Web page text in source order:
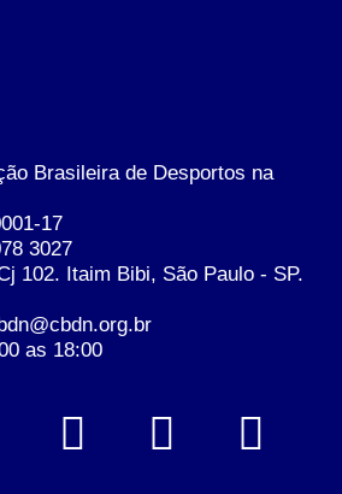
Brasileira de Desportos na
17
3027
102. Itaim Bibi, São Paulo - SP.
as 18:00